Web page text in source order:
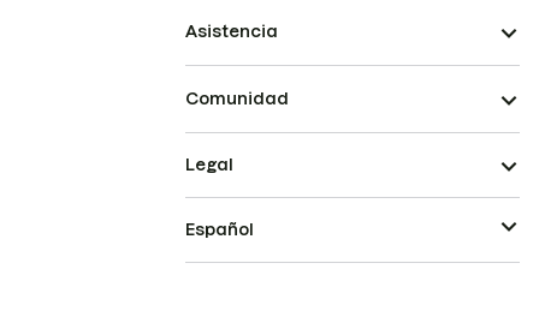
Asistencia
Comunidad
Legal
Español